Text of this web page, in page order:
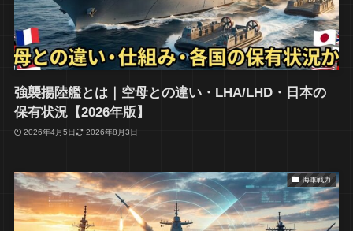
強襲揚陸艦とは｜空母との違い・LHA/LHD・日本の
保有状況【2026年版】
2026年4月5日 2026年8月3日
海軍戦力